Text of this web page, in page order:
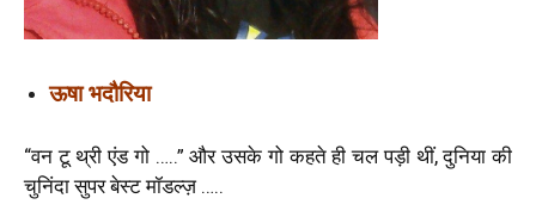
ऊषा भदौरिया
“वन टू थ्री एंड गो …..” और उसके गो कहते ही चल पड़ी थीं, दुनिया की
चुनिंदा सुपर बेस्ट मॉडल्ज़ …..